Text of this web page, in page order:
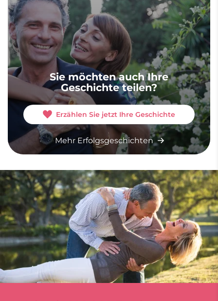
Sie möchten auch Ihre
Geschichte teilen?
Erzählen Sie jetzt Ihre Geschichte
Mehr Erfolgsgeschichten